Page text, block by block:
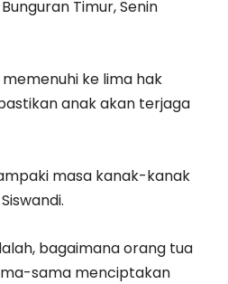
Timur, Senin
ke lima hak
anak akan terjaga
masa kanak-kanak
bagaimana orang tua
sama menciptakan